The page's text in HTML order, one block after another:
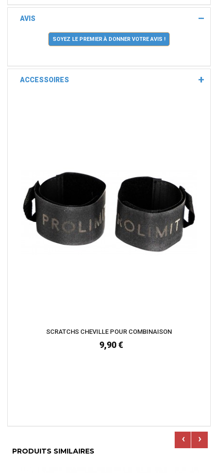
AVIS
SOYEZ LE PREMIER À DONNER VOTRE AVIS !
ACCESSOIRES
SCRATCHS CHEVILLE POUR COMBINAISON
9,90 €
PRODUITS SIMILAIRES
‹ ›